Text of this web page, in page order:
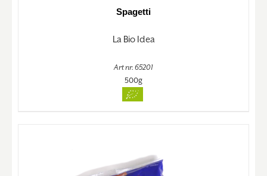
Spagetti
La Bio Idea
Art nr. 65201
500g